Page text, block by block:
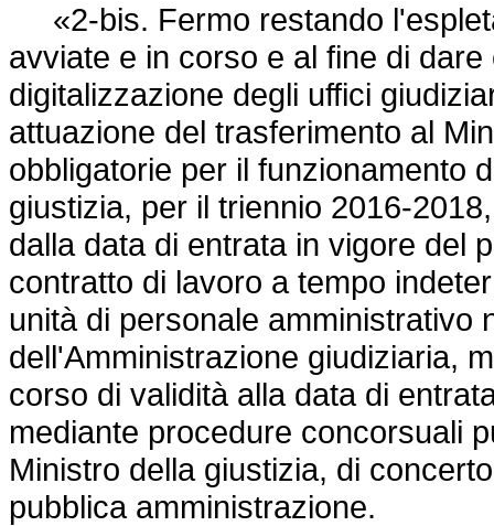
«2-bis. Fermo restando
avviate e in corso e al fine di
digitalizzazione degli uffici
attuazione del trasferimento al
obbligatorie per il funzionamento
giustizia, per il triennio 2016-
dalla data di entrata in vigore del
contratto di lavoro a tempo
unità di personale amministrativo
dell'Amministrazione giudiziaria,
corso di validità alla data di
mediante procedure concorsuali
Ministro della giustizia, di
pubblica amministrazione.